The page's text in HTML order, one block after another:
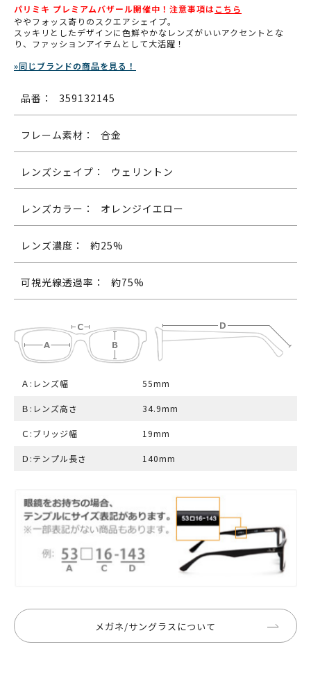
パリミキ プレミアムバザール開催中！注意事項はこちら
ややフォッス寄りのスクエアシェイプ。
スッキリとしたデザインに色鮮やかなレンズがいいアクセントとな
り、ファッションアイテムとして大活躍！
»同じブランドの商品を見る！
品番： 359132145
フレーム素材： 合金
レンズシェイプ： ウェリントン
レンズカラー： オレンジイエロー
レンズ濃度： 約25%
可視光線透過率： 約75%
Ａ:レンズ幅 55mm
Ｂ:レンズ高さ 34.9mm
Ｃ:ブリッジ幅 19mm
Ｄ:テンプル長さ 140mm
メガネ/サングラスについて